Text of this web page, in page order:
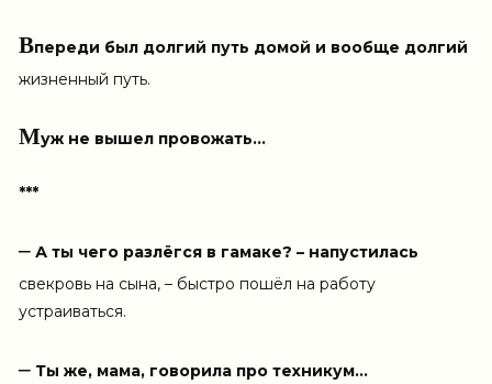
Впереди был долгий путь домой и вообще долгий
жизненный путь.
Муж не вышел провожать…
***
– А ты чего разлёгся в гамаке? – напустилась
свекровь на сына, – быстро пошёл на работу
устраиваться.
– Ты же, мама, говорила про техникум…